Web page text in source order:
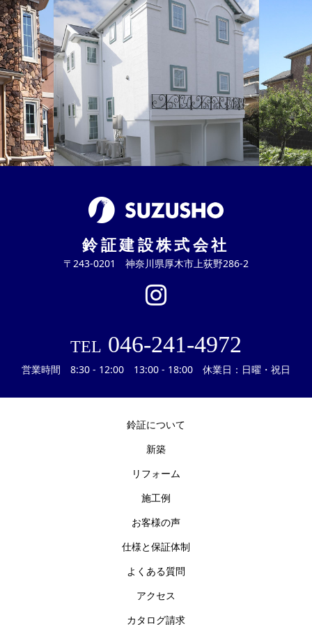
鈴証建設株式会社
〒243-0201 神奈川県厚木市上荻野286-2
TEL 046-241-4972
営業時間 8:30 - 12:00 13:00 - 18:00 休業日：日曜・祝日
鈴証について
新築
リフォーム
施工例
お客様の声
仕様と保証体制
よくある質問
アクセス
カタログ請求